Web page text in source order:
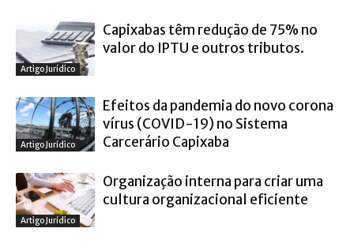
Artigo Jurídico
Capixabas têm redução de 75% no
valor do IPTU e outros tributos.
Artigo Jurídico
Efeitos da pandemia do novo corona
vírus (COVID-19) no Sistema
Carcerário Capixaba
Artigo Jurídico
Organização interna para criar uma
cultura organizacional eficiente